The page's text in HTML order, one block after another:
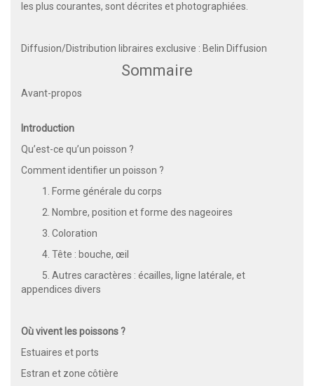
les plus courantes, sont décrites et photographiées.
Diffusion/Distribution libraires exclusive : Belin Diffusion
Sommaire
Avant-propos
Introduction
Qu’est-ce qu’un poisson ?
Comment identifier un poisson ?
1. Forme générale du corps
2. Nombre, position et forme des nageoires
3. Coloration
4. Tête : bouche, œil
5. Autres caractères : écailles, ligne latérale, et
appendices divers
Où vivent les poissons ?
Estuaires et ports
Estran et zone côtière